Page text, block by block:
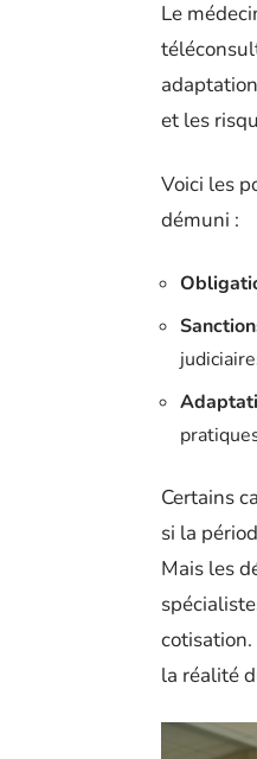
Le
et les
Voici les
démuni :
Certains
si la
Mais les
la réalité